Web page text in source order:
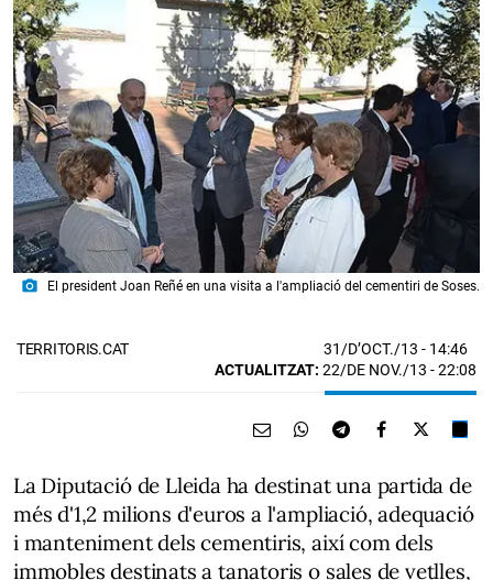
photo_camera El president Joan Reñé en una visita a l'ampliació del cementiri de Soses.
TERRITORIS.CAT 31/D’OCT./13 - 14:46
ACTUALITZAT: 22/DE NOV./13 - 22:08
La Diputació de Lleida ha destinat una partida de
més d'1,2 milions d'euros a l'ampliació, adequació
i manteniment dels cementiris, així com dels
immobles destinats a tanatoris o sales de vetlles,